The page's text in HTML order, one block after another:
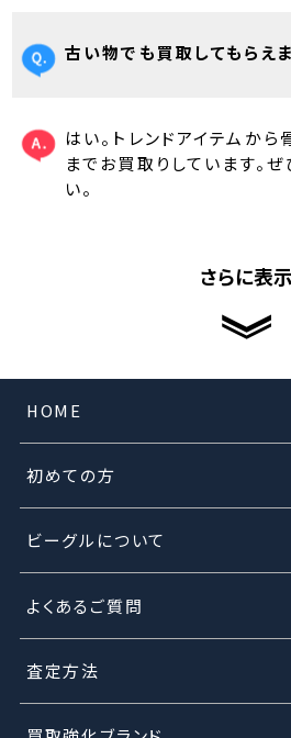
古い物でも買取してもらえ
はい。トレンドアイテムから
までお買取りしています。
い。
さらに表示
HOME
初めての方
ビーグルについて
よくあるご質問
査定方法